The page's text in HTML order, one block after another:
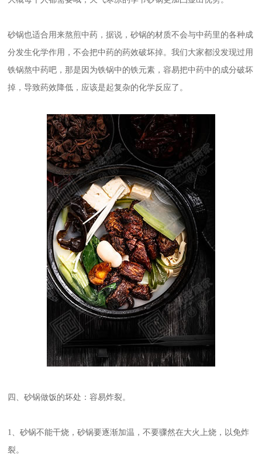
砂锅也适合用来熬煎中药，据说，砂锅的材质不会与中药里的各种成
分发生化学作用，不会把中药的药效破坏掉。我们大家都没发现过用
铁锅熬中药吧，那是因为铁锅中的铁元素，容易把中药中的成分破坏
掉，导致药效降低，应该是起复杂的化学反应了。
四、砂锅做饭的坏处：容易炸裂。
1、砂锅不能干烧，砂锅要逐渐加温，不要骤然在大火上烧，以免炸
裂。